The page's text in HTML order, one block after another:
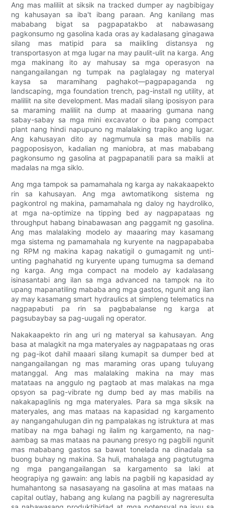
Ang mas maliliit at siksik na tracked dumper ay nagbibigay
ng kahusayan sa iba't ibang paraan. Ang kanilang mas
mababang bigat sa pagpapatakbo at nabawasang
pagkonsumo ng gasolina kada oras ay kadalasang ginagawa
silang mas matipid para sa maiikling distansya ng
transportasyon at mga lugar na may paulit-ulit na karga. Ang
mga makinang ito ay mahusay sa mga operasyon na
nangangailangan ng tumpak na paglalagay ng materyal
kaysa sa maramihang paghakot—pagpapaganda ng
landscaping, mga foundation trench, pag-install ng utility, at
maliliit na site development. Mas madali silang iposisyon para
sa maraming maliliit na dump at maaaring gumana nang
sabay-sabay sa mga mini excavator o iba pang compact
plant nang hindi napupuno ng malalaking trapiko ang lugar.
Ang kahusayan dito ay nagmumula sa mas mabilis na
pagpoposisyon, kadalian ng maniobra, at mas mababang
pagkonsumo ng gasolina at pagpapanatili para sa maikli at
madalas na mga siklo.
Ang mga tampok sa pamamahala ng karga ay nakakaapekto
rin sa kahusayan. Ang mga awtomatikong sistema ng
pagkontrol ng makina, pamamahala ng daloy ng haydroliko,
at mga na-optimize na tipping bed ay nagpapataas ng
throughput habang binabawasan ang paggamit ng gasolina.
Ang mas malalaking modelo ay maaaring may kasamang
mga sistema ng pamamahala ng kuryente na nagpapababa
ng RPM ng makina kapag nakatigil o gumagamit ng unti-
unting paghahatid ng kuryente upang tumugma sa demand
ng karga. Ang mga compact na modelo ay kadalasang
isinasantabi ang ilan sa mga advanced na tampok na ito
upang mapanatiling mababa ang mga gastos, ngunit ang ilan
ay may kasamang smart hydraulics at simpleng telematics na
nagpapabuti pa rin sa pagbabalanse ng karga at
pagsubaybay sa pag-uugali ng operator.
Nakakaapekto rin ang uri ng materyal sa kahusayan. Ang
basa at malagkit na mga materyales ay nagpapataas ng oras
ng pag-ikot dahil maaari silang kumapit sa dumper bed at
nangangailangan ng mas maraming oras upang tuluyang
matanggal. Ang mas malalaking makina na may mas
matataas na anggulo ng pagtaob at mas malakas na mga
opsyon sa pag-vibrate ng dump bed ay mas mabilis na
nakakapaglinis ng mga materyales. Para sa mga siksik na
materyales, ang mas mataas na kapasidad ng kargamento
ay nangangahulugan din ng pampalakas ng istruktura at mas
matibay na mga bahagi ng ilalim ng kargamento, na nag-
aambag sa mas mataas na paunang presyo ng pagbili ngunit
mas mababang gastos sa bawat tonelada na dinadala sa
buong buhay ng makina. Sa huli, mahalaga ang pagtutugma
ng mga pangangailangan sa kargamento sa laki at
heograpiya ng gawain: ang labis na pagbili ng kapasidad ay
humahantong sa nasasayang na gasolina at mas mataas na
capital outlay, habang ang kulang na pagbili ay nagreresulta